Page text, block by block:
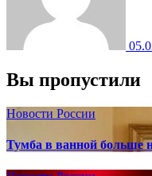
Вы пропустили
Новости России
Тумба в ванной больше